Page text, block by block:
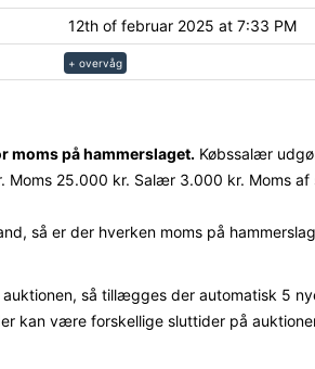
12th of februar 2025 at 7:33 PM
+ overvåg
moms på hammerslaget.Købssalær
Moms 25.000 kr. Salær 3.000 kr. Moms
så er der hverken moms på
så tillægges der automatisk 5
kan være forskellige sluttider på